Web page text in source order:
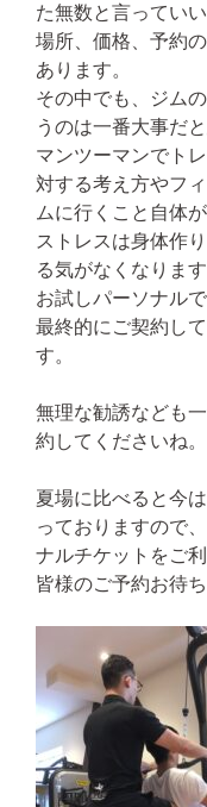
た無数と言ってい
場所、価格、予約
あります。
その中でも、ジム
うのは一番大事だ
マンツーマンでト
対する考え方やフ
ムに行くこと自体
ストレスは身体作
る気がなくなります
お試しパーソナル
最終的にご契約し
す。
無理な勧誘なども
約してくださいね。
夏場に比べると今
っておりますので
ナルチケットをご
皆様のご予約お待